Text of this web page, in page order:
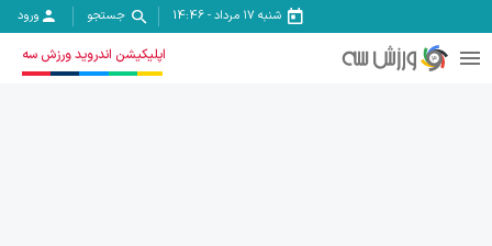
شنبه ۱۷ مرداد -
14:46 جستجو ورود
اپلیکیشن اندروید ورزش سه